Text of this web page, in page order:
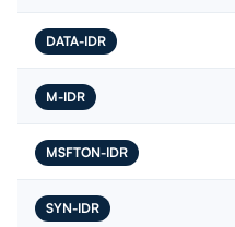
DATA-IDR
M-IDR
MSFTON-IDR
SYN-IDR